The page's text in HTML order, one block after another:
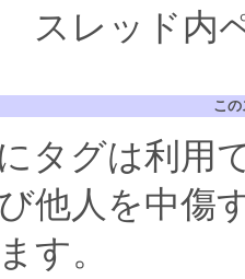
スレッド内
こ
タグは利用
他人を中傷
す。